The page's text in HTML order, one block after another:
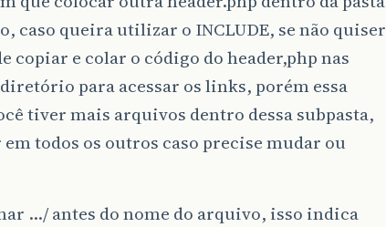
caso queira utilizar o INCLUDE, se não quiser
copiar e colar o código do header,php nas
para acessar os links, porém essa
tiver mais arquivos dentro dessa subpasta,
todos os outros caso precise mudar ou
…/ antes do nome do arquivo, isso indica